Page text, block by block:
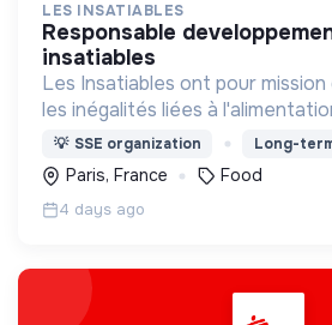
LES INSATIABLES
responsable developpement les
insatiables
Les Insatiables ont pour
les inégalités liées à
tous les territoires.
💡 SSE organization Long-
Paris, France Food
4 days ago